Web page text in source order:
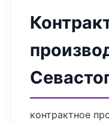
контрактное